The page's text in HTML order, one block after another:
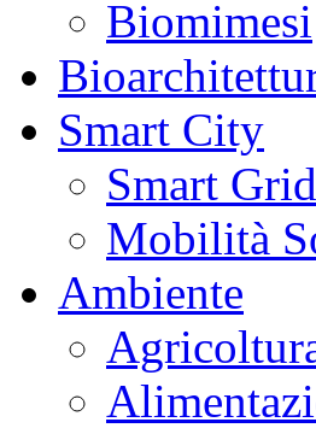
Biomimesi
Smart City
Smart Grid
Mobilità
Ambiente